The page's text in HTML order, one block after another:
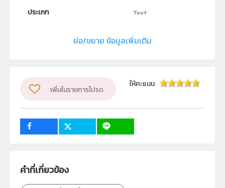
ประเภท
Text
สถาบันส่งเสริมการสอนวิทยาศาสตร์และเทคโนโลยี (สสวท.)
วิชา
กลุ่มเป้าหมาย
ครู
ย่อ/ขยาย ข้อมูลเพิ่มเติม
เพิ่มในรายการโปรด
ให้คะแนน
คำที่เกี่ยวข้อง